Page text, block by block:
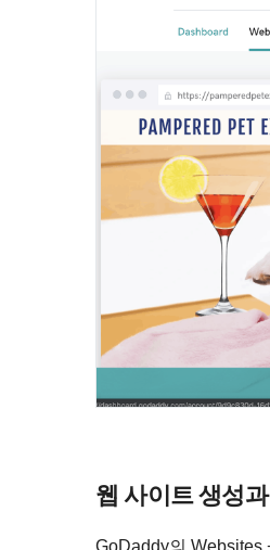
웹 사이트 생성